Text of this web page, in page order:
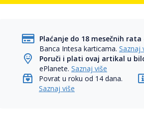
Plaćanje do 18 mesečnih rata
Banca Intesa karticama.Saznaj
Poruči i plati ovaj artikal u
ePlanete.Saznaj više
Povrat u roku od 14 dana.
Saznaj više